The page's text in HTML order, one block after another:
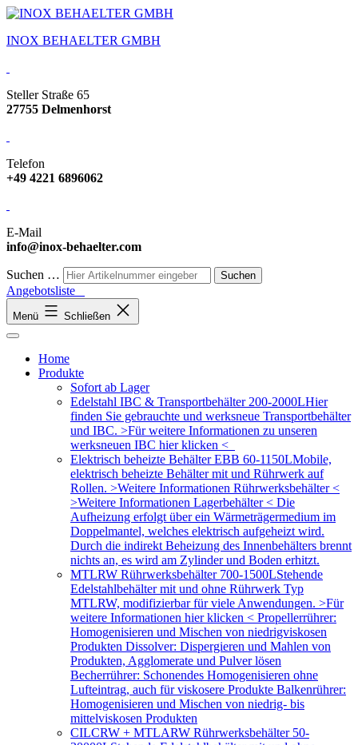
INOX BEHAELTER GMBH
Steller Straße 65
27755 Delmenhorst
Telefon
+49 4221 6896062
E-Mail
info@inox-behaelter.com
Suchen …
Angebotsliste
Menü Schließen
Home
Produkte
Sofort ab Lager
Edelstahl IBC & Transportbehälter 200-2000LHier
finden Sie gebrauchte und werksneue Transportbehälter
und IBC. >Für weitere Informationen zu unseren
werksneuen IBC hier klicken <
Elektrisch beheizte Behälter EBB 60-1150LMobile,
elektrisch beheizte Behälter mit und Rührwerk auf
Rollen. >Weitere Informationen Rührwerksbehälter <
>Weitere Informationen Lagerbehälter < Die
Aufheizung erfolgt über ein Wärmeträgermedium im
Doppelmantel, welches elektrisch aufgeheizt wird.
Durch die indirekt Beheizung des Innenbehälters brennt
nichts an, es wird am Zylinder und Boden erhitzt.
MTLRW Rührwerksbehälter 700-1500LStehende
Edelstahlbehälter mit und ohne Rührwerk Typ
MTLRW, modifizierbar für viele Anwendungen. >Für
weitere Informationen hier klicken < Propellerrührer:
Homogenisieren und Mischen von niedrigviskosen
Produkten Dissolver: Dispergieren und Mahlen von
Produkten, Agglomerate und Pulver lösen
Becherrührer: Schonendes Homogenisieren ohne
Lufteintrag, auch für viskosere Produkte Balkenrührer:
Homogenisieren und Mischen von niedrig- bis
mittelviskosen Produkten
CILCRW + MTLARW Rührwerksbehälter 50-